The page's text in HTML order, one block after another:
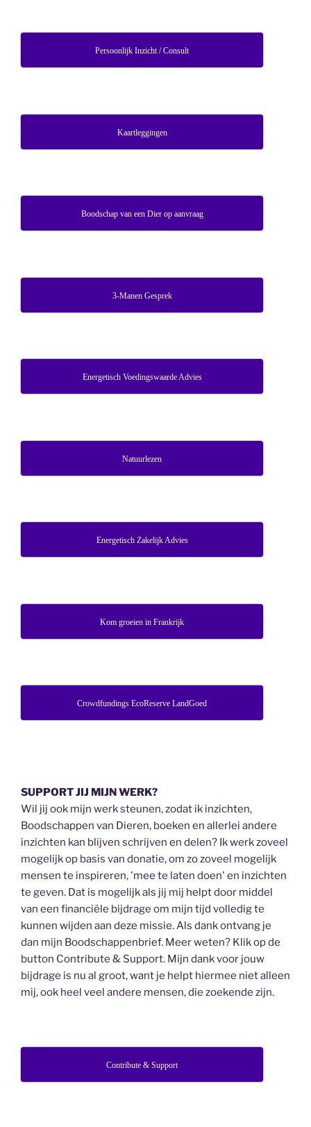
Persoonlijk Inzicht / Consult
Kaartleggingen
Boodschap van een Dier op aanvraag
3-Manen Gesprek
Energetisch Voedingswaarde Advies
Natuurlezen
Energetisch Zakelijk Advies
Kom groeien in Frankrijk
Crowdfundings EcoReserve LandGoed
SUPPORT JIJ MIJN WERK?
Wil jij ook mijn werk steunen, zodat ik inzichten,
Boodschappen van Dieren, boeken en allerlei andere
inzichten kan blijven schrijven en delen? Ik werk zoveel
mogelijk op basis van donatie, om zo zoveel mogelijk
mensen te inspireren, 'mee te laten doen' en inzichten
te geven. Dat is mogelijk als jij mij helpt door middel
van een financiële bijdrage om mijn tijd volledig te
kunnen wijden aan deze missie. Als dank ontvang je
dan mijn Boodschappenbrief. Meer weten? Klik op de
button Contribute & Support. Mijn dank voor jouw
bijdrage is nu al groot, want je helpt hiermee niet alleen
mij, ook heel veel andere mensen, die zoekende zijn.
Contribute & Support